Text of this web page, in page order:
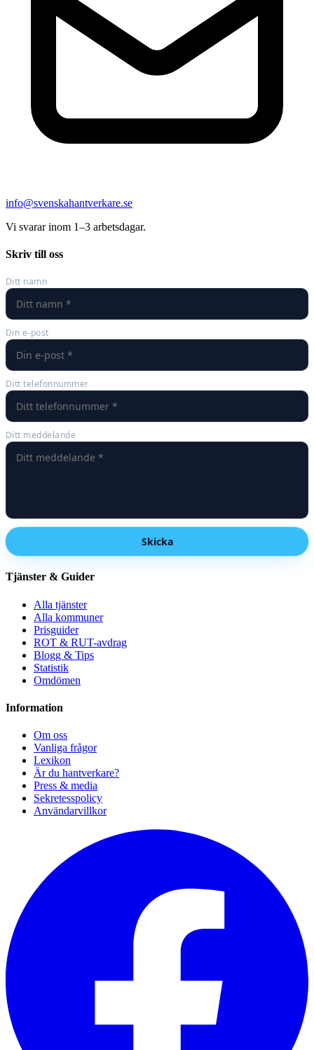
info@svenskahantverkare.se
Vi svarar inom 1–3 arbetsdagar.
Skriv till oss
Ditt namn
Din e-post
Ditt telefonnummer
Ditt meddelande
Skicka
Tjänster & Guider
Alla tjänster
Alla kommuner
Prisguider
ROT & RUT-avdrag
Blogg & Tips
Statistik
Omdömen
Information
Om oss
Vanliga frågor
Lexikon
Är du hantverkare?
Press & media
Sekretesspolicy
Användarvillkor